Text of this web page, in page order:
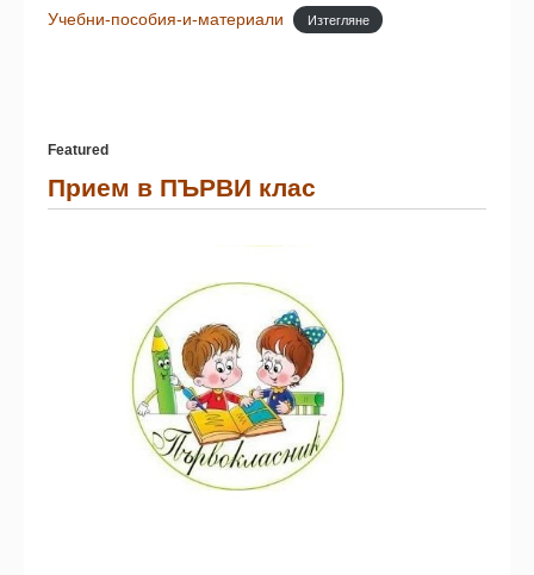
Учебни-пособия-и-материали Изтегляне
Featured
Прием в ПЪРВИ клас